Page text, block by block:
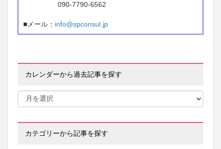
090-7790-6562
■メール： info@spconsul.jp
カレンダーから過去記事を探す
カテゴリーから記事を探す